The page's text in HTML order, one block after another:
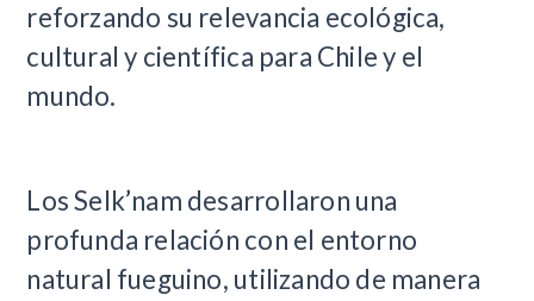
reforzando su relevancia ecológica,
cultural y científica para Chile y el
mundo.
Los Selk’nam desarrollaron una
profunda relación con el entorno
natural fueguino, utilizando de manera